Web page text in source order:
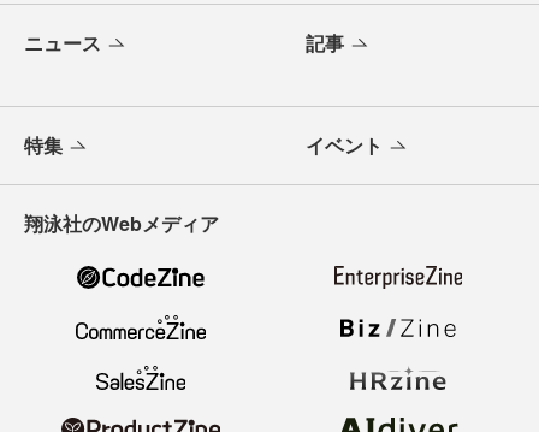
ニュース 記事
特集 イベント
翔泳社のWebメディア